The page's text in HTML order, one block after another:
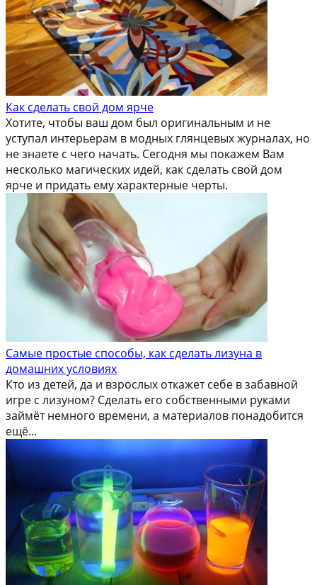
Как сделать свой дом ярче
Хотите, чтобы ваш дом был оригинальным и не
уступал интерьерам в модных глянцевых журналах, но
не знаете с чего начать. Сегодня мы покажем Вам
несколько магических идей, как сделать свой дом
ярче и придать ему характерные черты.
Самые простые способы, как сделать лизуна в
домашних условиях
Кто из детей, да и взрослых откажет себе в забавной
игре с лизуном? Сделать его собственными руками
займёт немного времени, а материалов понадобится
ещё...